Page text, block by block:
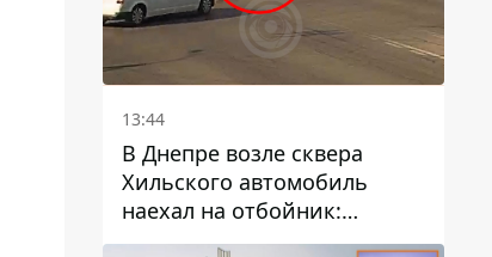
13:44
В Днепре возле сквера
Хильского автомобиль
наехал на отбойник:
момент происшествия